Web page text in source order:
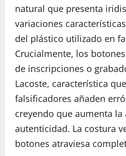
natural que presenta
variaciones
del plástico utilizado en
Crucialmente, los
de inscripciones o
Lacoste, característica
falsificadores añaden
creyendo que aumenta la
autenticidad. La costura
botones atraviesa